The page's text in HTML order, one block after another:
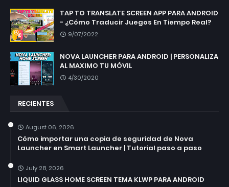
TAP TO TRANSLATE SCREEN APP PARA ANDROID
- ¿Cómo Traducir Juegos En Tiempo Real?
9/07/2022
NOVA LAUNCHER PARA ANDROID | PERSONALIZA
AL MAXIMO TU MÓVIL
4/30/2020
RECIENTES
August 06, 2026
Cómo importar una copia de seguridad de Nova
Launcher en Smart Launcher | Tutorial paso a paso
July 28, 2026
LIQUID GLASS HOME SCREEN TEMA KLWP PARA ANDROID